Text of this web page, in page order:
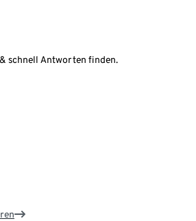
schnell Antworten finden.